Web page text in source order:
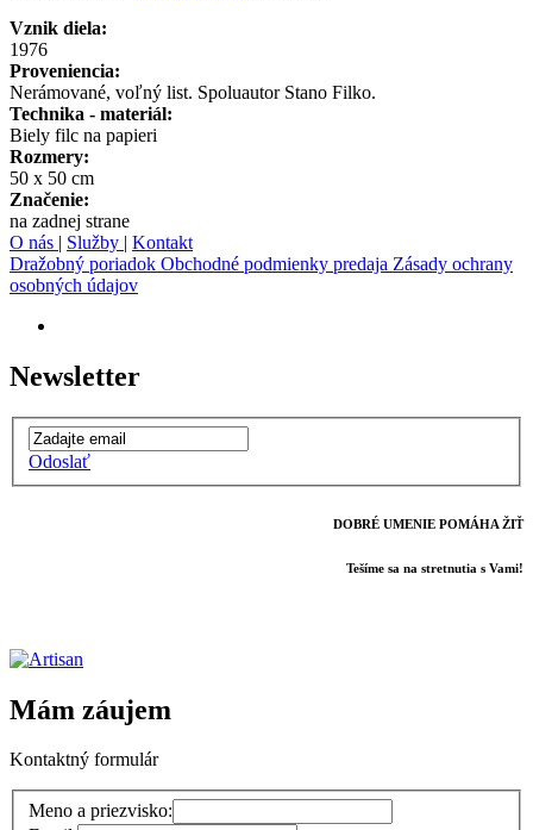
Vznik diela:
1976
Proveniencia:
Nerámované, voľný list. Spoluautor Stano Filko.
Technika - materiál:
Biely filc na papieri
Rozmery:
50 x 50 cm
Značenie:
na zadnej strane
O nás | Služby | Kontakt
Dražobný poriadok Obchodné podmienky predaja Zásady ochrany
osobných údajov
Newsletter
Odoslať
DOBRÉ UMENIE POMÁHA ŽIŤ
Tešíme sa na stretnutia s Vami!
Mám záujem
Kontaktný formulár
Meno a priezvisko: